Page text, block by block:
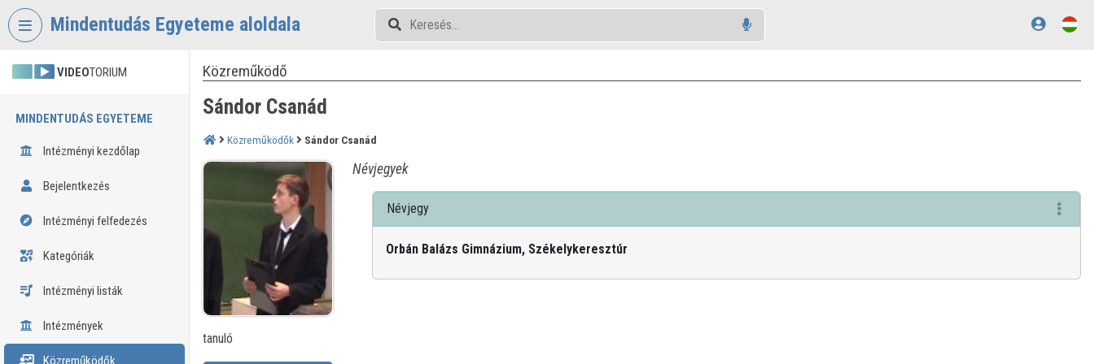
Fejléc kihagyása
Mindentudás Egyeteme aloldala
VIDEOTORIUM
MINDENTUDÁS EGYETEME
Intézményi kezdőlap
Bejelentkezés
Intézményi felfedezés
Kategóriák
Intézményi listák
Intézmények
Közreműködők
Közreműködő
Sándor Csanád
Közreműködők Sándor Csanád
tanuló
Névjegyek
Névjegy
Orbán Balázs Gimnázium, Székelykeresztúr